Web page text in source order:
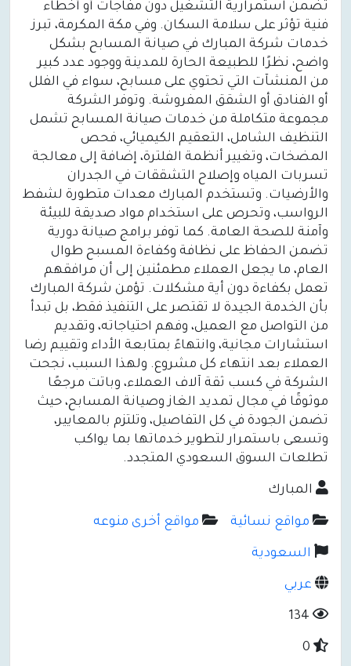
تضمن استمرارية التشغيل دون مفاجآت أو أخطاء
فنية تؤثر على سلامة السكان. وفي مكة المكرمة، تبرز
خدمات شركة المبارك في صيانة المسابح بشكل
واضح، نظرًا للطبيعة الحارة للمدينة ووجود عدد كبير
من المنشآت التي تحتوي على مسابح، سواء في الفلل
أو الفنادق أو الشقق المفروشة. وتوفر الشركة
مجموعة متكاملة من خدمات صيانة المسابح تشمل
التنظيف الشامل، التعقيم الكيميائي، فحص
المضخات، وتغيير أنظمة الفلترة، إضافة إلى معالجة
تسربات المياه وإصلاح التشققات في الجدران
والأرضيات. وتستخدم المبارك معدات متطورة لشفط
الرواسب، وتحرص على استخدام مواد صديقة للبيئة
وآمنة للصحة العامة. كما توفر برامج صيانة دورية
تضمن الحفاظ على نظافة وكفاءة المسبح طوال
العام، ما يجعل العملاء مطمئنين إلى أن مرافقهم
تعمل بكفاءة دون أية مشكلات. تؤمن شركة المبارك
بأن الخدمة الجيدة لا تقتصر على التنفيذ فقط، بل تبدأ
من التواصل مع العميل، وفهم احتياجاته، وتقديم
استشارات مجانية، وانتهاءً بمتابعة الأداء وتقييم رضا
العملاء بعد انتهاء كل مشروع. ولهذا السبب، نجحت
الشركة في كسب ثقة آلاف العملاء، وباتت مرجعًا
موثوقًا في مجال تمديد الغاز وصيانة المسابح، حيث
تضمن الجودة في كل التفاصيل، وتلتزم بالمعايير،
وتسعى باستمرار لتطوير خدماتها بما يواكب
تطلعات السوق السعودي المتجدد.
المبارك
مواقع نسائية مواقع أخرى منوعه
السعودية
عربي